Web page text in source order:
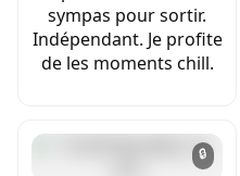
sympas pour sortir.
Indépendant. Je profite
de les moments chill.
🔒